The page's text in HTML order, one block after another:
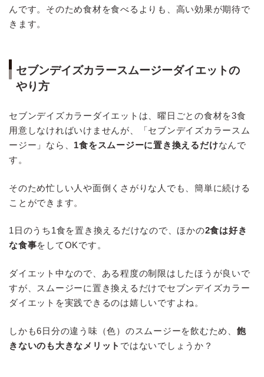
んです。そのため食材を食べるよりも、高い効果が期待で
きます。
セブンデイズカラースムージーダイエットの
やり方
セブンデイズカラーダイエットは、曜日ごとの食材を3食
用意しなければいけませんが、「セブンデイズカラースム
ージー」なら、 1食をスムージーに置き換えるだけなんで
す。
そのため忙しい人や面倒くさがりな人でも、簡単に続ける
ことができます。
1日のうち1食を置き換えるだけなので、ほかの2食は好き
な食事をしてOKです。
ダイエット中なので、ある程度の制限はしたほうが良いで
すが、スムージーに置き換えるだけでセブンデイズカラー
ダイエットを実践できるのは嬉しいですよね。
しかも6日分の違う味（色）のスムージーを飲むため、飽
きないのも大きなメリット ではないでしょうか？